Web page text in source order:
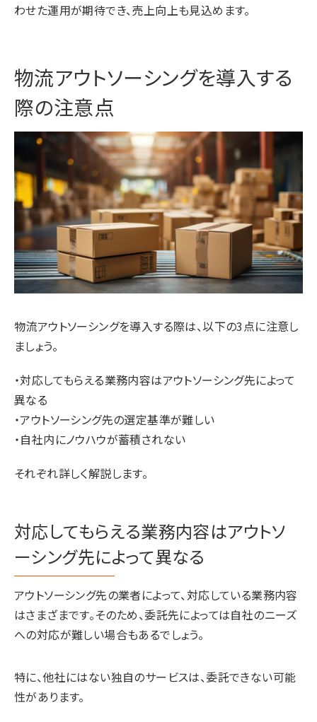
わせた運用が期待でき、売上向上も見込めます。
物流アウトソーシングを導入する
際の注意点
物流アウトソーシングを導入する際は、以下の3点に注意し
ましょう。
・対応してもらえる業務内容はアウトソーシング先によって
異なる
・アウトソーシング先の選定基準が難しい
・自社内にノウハウが蓄積されない
それぞれ詳しく解説します。
対応してもらえる業務内容はアウトソ
ーシング先によって異なる
アウトソーシング先の業者によって、対応している業務内容
はさまざまです。そのため、委託先によっては自社のニーズ
への対応が難しい場合もあるでしょう。
特に、他社にはない独自のサービスは、委託できない可能
性があります。